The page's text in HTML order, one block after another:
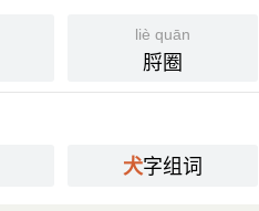
辅助猎人狩猎的狗。参见「猎
liè quān
脟圈
犬字组词